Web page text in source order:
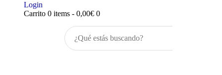
Login
Carrito 0 items - 0,00€ 0